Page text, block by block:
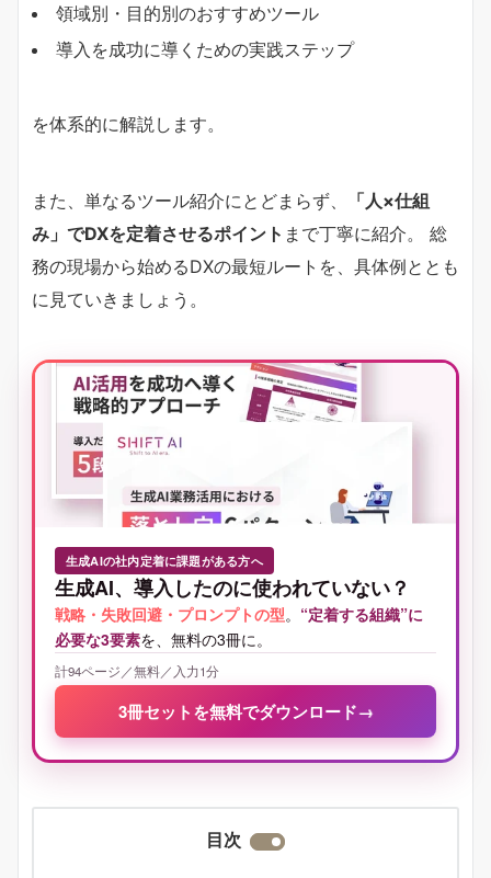
領域別・目的別のおすすめツール
導入を成功に導くための実践ステップ
を体系的に解説します。
また、単なるツール紹介にとどまらず、
「人×仕組
み」でDXを定着させるポイント まで丁寧に紹介。 総
務の現場から始めるDXの最短ルートを、具体例ととも
に見ていきましょう。
生成AIの社内定着に課題がある方へ
生成AI、導入したのに使われていない？
戦略・失敗回避・プロンプトの型。 “定着する組織”に
必要な3要素を、無料の3冊に。
計94ページ／無料／入力1分
3冊セットを無料でダウンロード→
目次